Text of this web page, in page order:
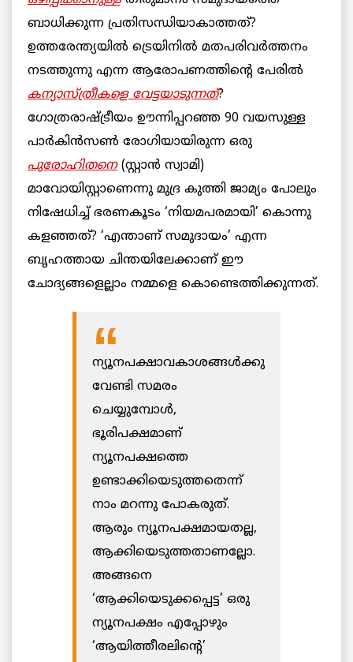
ബാധിക്കുന്ന പ്രതിസന്ധിയാകാത്തത്?
ഉത്തരേന്ത്യയിൽ ട്രെയിനിൽ മതപരിവർത്തനം
നടത്തുന്നു എന്ന ആരോപണത്തിന്റെ പേരിൽ
കന്യാസ്ത്രീകളെ വേട്ടയാടുന്നത്?
ഗോത്രരാഷ്ട്രീയം ഊന്നിപ്പറഞ്ഞ 90 വയസുള്ള
പാർകിൻസൺ രോഗിയായിരുന്ന ഒരു
പുരോഹിതനെ(സ്റ്റാൻ സ്വാമി)
മാവോയിസ്റ്റാണെന്നു മുദ്ര കുത്തി ജാമ്യം പോലും
നിഷേധിച്ച് ഭരണകൂടം ‘നിയമപരമായി’ കൊന്നു
കളഞ്ഞത്? ‘എന്താണ് സമുദായം’ എന്ന
ബൃഹത്തായ ചിന്തയിലേക്കാണ് ഈ
ചോദ്യങ്ങളെല്ലാം നമ്മളെ കൊണ്ടെത്തിക്കുന്നത്.
ന്യൂനപക്ഷാവകാശങ്ങൾക്കു
വേണ്ടി സമരം
ചെയ്യുമ്പോൾ,
ഭൂരിപക്ഷമാണ്
ന്യൂനപക്ഷത്തെ
ഉണ്ടാക്കിയെടുത്തതെന്ന്
നാം മറന്നു പോകരുത്.
ആരും ന്യൂനപക്ഷമായതല്ല,
ആക്കിയെടുത്തതാണല്ലോ.
അങ്ങനെ
‘ആക്കിയെടുക്കപ്പെട്ട’ ഒരു
ന്യൂനപക്ഷം എപ്പോഴും
‘ആയിത്തീരലിന്റെ’